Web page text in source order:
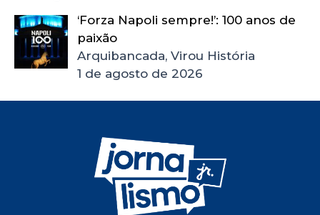
‘Forza Napoli sempre!’: 100 anos de
paixão
Arquibancada, Virou História
1 de agosto de 2026